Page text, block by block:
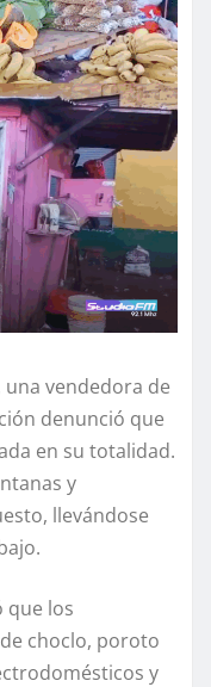
vendedora de
denunció que
en su totalidad.
y
llevándose
que los
choclo, poroto
y